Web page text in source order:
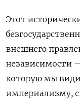
Этот
внешнего
независимости
которую мы
империализму,